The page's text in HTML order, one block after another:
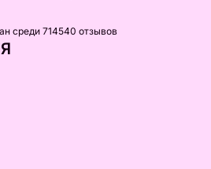
среди 714540 отзывов